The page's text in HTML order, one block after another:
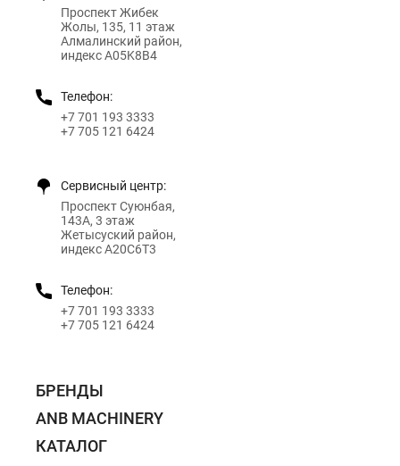
Проспект Жибек
Жолы, 135, 11 этаж
Алмалинский район,
индекс A05K8B4
Телефон:
+7 701 193 3333
+7 705 121 6424
Сервисный центр:
Проспект Суюнбая,
143А, 3 этаж
Жетысуский район,
индекс A20C6T3
Телефон:
+7 701 193 3333
+7 705 121 6424
БРЕНДЫ
ANB MACHINERY
КАТАЛОГ